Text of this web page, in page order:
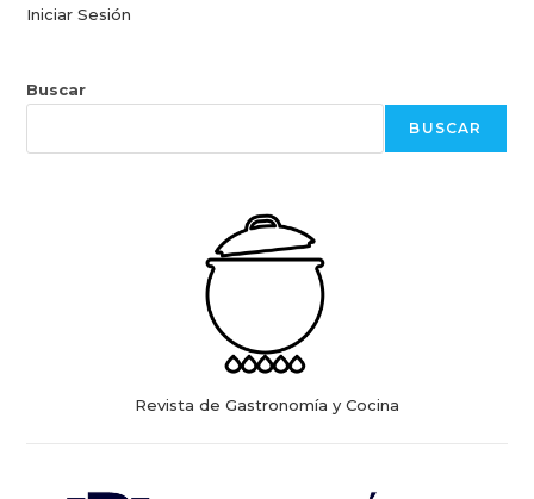
Iniciar Sesión
Buscar
BUSCAR
Revista de Gastronomía y Cocina